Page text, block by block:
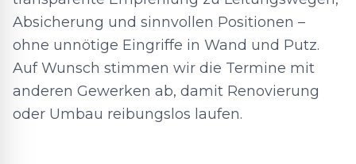
Absicherung und sinnvollen Positionen –
ohne unnötige Eingriffe in Wand und Putz.
Auf Wunsch stimmen wir die Termine mit
anderen Gewerken ab, damit Renovierung
oder Umbau reibungslos laufen.